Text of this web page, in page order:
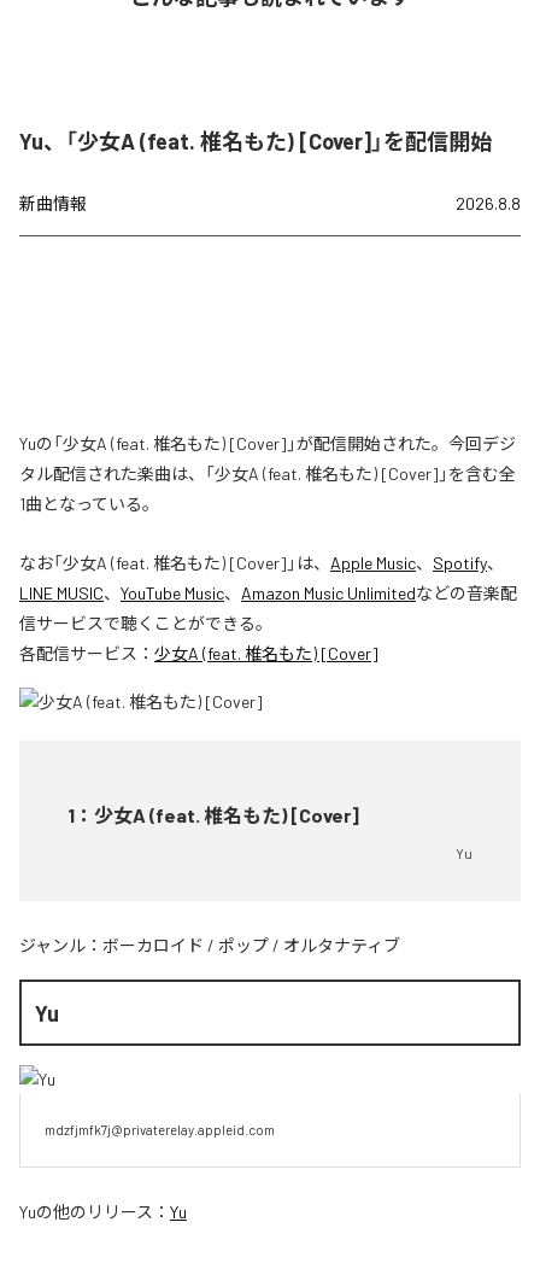
Yu、「少女A (feat. 椎名もた) [Cover]」を配信開始
新曲情報 2026.8.8
Yuの「少女A (feat. 椎名もた) [Cover]」が配信開始された。今回デジ
タル配信された楽曲は、「少女A (feat. 椎名もた) [Cover]」を含む全
1曲となっている。
なお「少女A (feat. 椎名もた) [Cover] 」は、 Apple Music、 Spotify、
LINE MUSIC、 YouTube Music、 Amazon Music Unlimitedなどの音楽配
信サービスで聴くことができる。
各配信サービス： 少女A (feat. 椎名もた) [Cover]
1 ： 少女A (feat. 椎名もた) [Cover]
Yu
ジャンル： ボーカロイド / ポップ / オルタナティブ
Yu
mdzfjmfk7j@privaterelay.appleid.com
Yuの他のリリース： Yu